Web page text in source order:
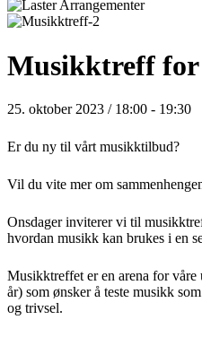
Musikktreff for
25. oktober 2023 / 18:00 - 19:30
Er du ny til vårt musikktilbud?
Vil du vite mer om
Onsdager inviterer vi til
hvordan musikk kan brukes i en
Musikktreffet er en arena for våre
år) som ønsker å teste musikk
og trivsel.